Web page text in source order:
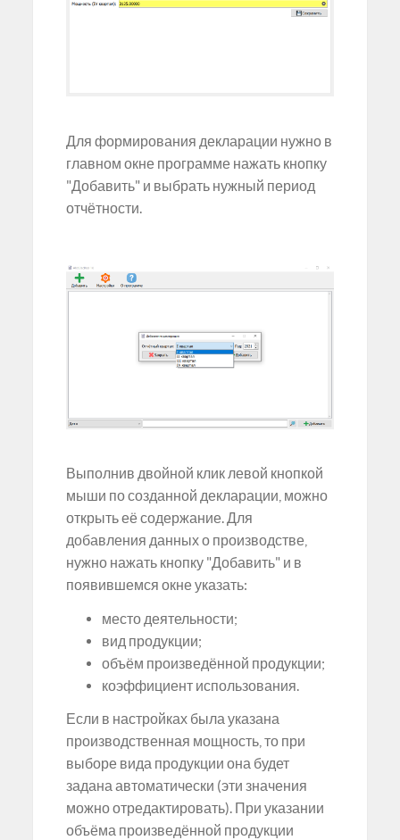
Для формирования декларации нужно в
главном окне программе нажать кнопку
"Добавить" и выбрать нужный период
отчётности.
Выполнив двойной клик левой кнопкой
мыши по созданной декларации, можно
открыть её содержание. Для
добавления данных о производстве,
нужно нажать кнопку "Добавить" и в
появившемся окне указать:
место деятельности;
вид продукции;
объём произведённой продукции;
коэффициент использования.
Если в настройках была указана
производственная мощность, то при
выборе вида продукции она будет
задана автоматически (эти значения
можно отредактировать). При указании
объёма произведённой продукции